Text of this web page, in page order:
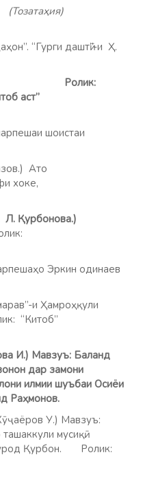
(Тозатаҳия)
“Гурги даштӣ”-и Ҳ.
ҳаҷвӣ. Ролик:
аст”
шоистаи
Ато
хоке,
Л. Қурбонова.)
Эркин одинаев
и Ҳамроҳқули
Ролик: “Китоб”
И.) Мавзуъ: Баланд
дар замони
илмии шуъбаи Осиёи
Раҳмонов.
У.) Мавзуъ:
мусиқӣ.
Қурбон.
Ролик: